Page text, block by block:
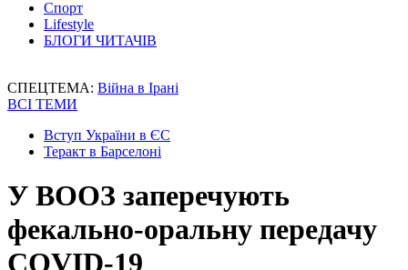
Спорт
Lifestyle
БЛОГИ ЧИТАЧІВ
СПЕЦТЕМА: Війна в Ірані
ВСІ ТЕМИ
Вступ України в ЄС
Теракт в Барселоні
У ВООЗ заперечують
фекально-оральну передачу
COVID-19